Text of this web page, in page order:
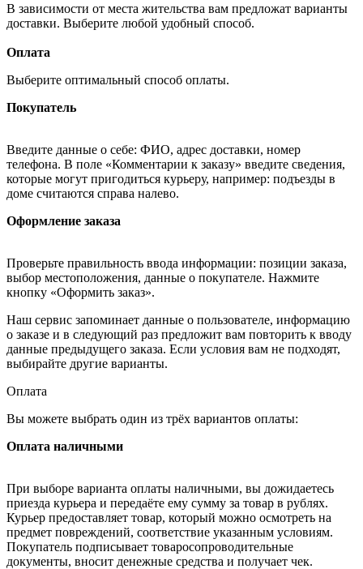
В зависимости от места жительства вам предложат варианты
доставки. Выберите любой удобный способ.
Оплата
Выберите оптимальный способ оплаты.
Покупатель
Введите данные о себе: ФИО, адрес доставки, номер
телефона. В поле «Комментарии к заказу» введите сведения,
которые могут пригодиться курьеру, например: подъезды в
доме считаются справа налево.
Оформление заказа
Проверьте правильность ввода информации: позиции заказа,
выбор местоположения, данные о покупателе. Нажмите
кнопку «Оформить заказ».
Наш сервис запоминает данные о пользователе, информацию
о заказе и в следующий раз предложит вам повторить к вводу
данные предыдущего заказа. Если условия вам не подходят,
выбирайте другие варианты.
Оплата
Вы можете выбрать один из трёх вариантов оплаты:
Оплата наличными
При выборе варианта оплаты наличными, вы дожидаетесь
приезда курьера и передаёте ему сумму за товар в рублях.
Курьер предоставляет товар, который можно осмотреть на
предмет повреждений, соответствие указанным условиям.
Покупатель подписывает товаросопроводительные
документы, вносит денежные средства и получает чек.